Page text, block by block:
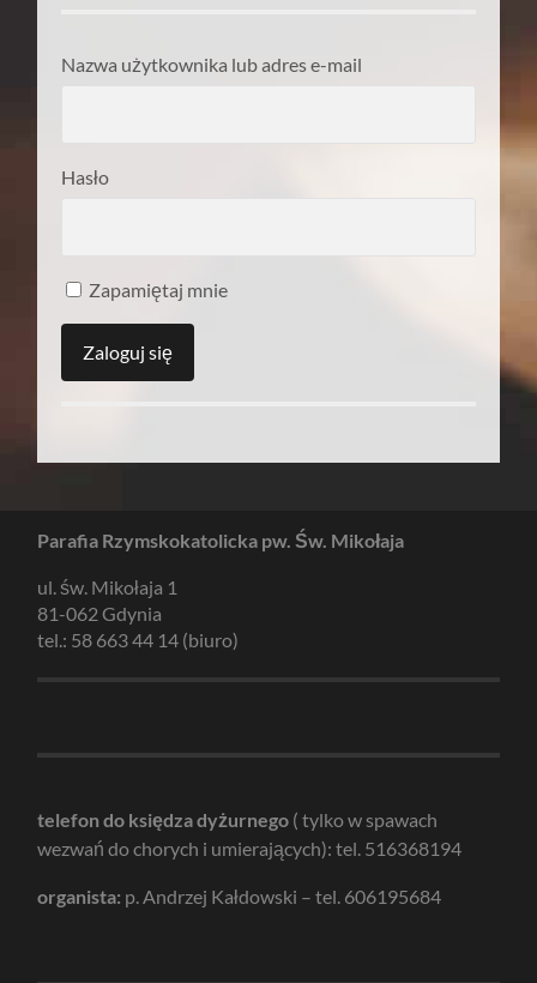
Nazwa użytkownika lub adres e-mail
Hasło
Zapamiętaj mnie
Parafia Rzymskokatolicka pw. Św. Mikołaja
ul. św. Mikołaja 1
81-062 Gdynia
tel.: 58 663 44 14 (biuro)
telefon do księdza dyżurnego ( tylko w spawach
wezwań do chorych i umierających): tel. 516368194
organista: p. Andrzej Kałdowski – tel. 606195684